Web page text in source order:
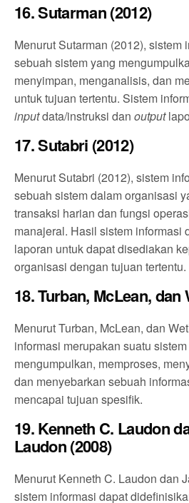
16. Sutarman (2012)
Menurut Sutarman (2012), sistem
sebuah sistem yang
menyimpan, menganalisis, dan
untuk tujuan tertentu. Sistem
inputdata/instruksi danoutput
17. Sutabri (2012)
Menurut Sutabri (2012), sistem
sebuah sistem dalam organisasi
transaksi harian dan fungsi
manajeral. Hasil sistem informasi
laporan untuk dapat disediakan
organisasi dengan tujuan tertentu.
18. Turban, McLean, dan
Menurut Turban, McLean, dan
informasi merupakan suatu
mengumpulkan, memproses,
dan menyebarkan sebuah
mencapai tujuan spesifik.
19. Kenneth C. Laudon
Laudon (2008)
Menurut Kenneth C. Laudon dan
sistem informasi dapat